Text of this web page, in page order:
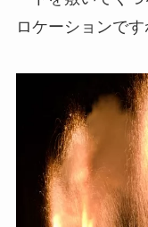
ロケーションです